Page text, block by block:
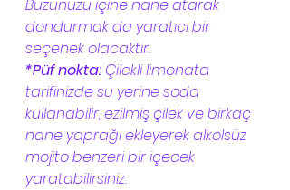
Buzunuzu içine nane atarak
dondurmak da yaratıcı bir
seçenek olacaktır.
*Püf nokta: Çilekli limonata
tarifinizde su yerine soda
kullanabilir, ezilmiş çilek ve birkaç
nane yaprağı ekleyerek alkolsüz
mojito benzeri bir içecek
yaratabilirsiniz.